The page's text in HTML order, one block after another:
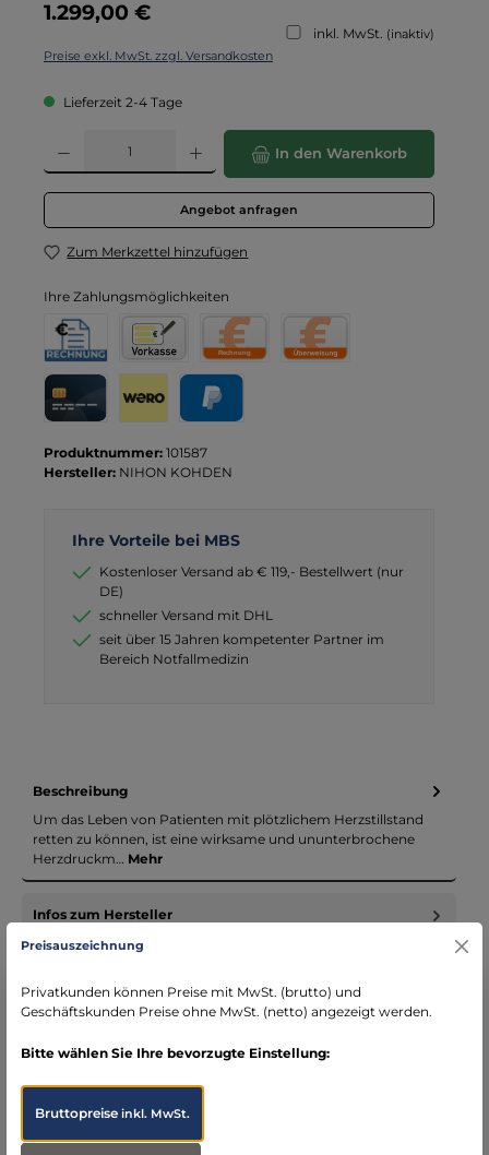
Regulärer Preis:
1.299,00 €
inkl. MwSt. (inaktiv)
Preise exkl. MwSt. zzgl. Versandkosten
Lieferzeit 2-4 Tage
Produkt Anzahl: Gib den gewünschten Wert ein oder benutze die
In den Warenkorb
Angebot anfragen
Zum Merkzettel hinzufügen
Ihre Zahlungsmöglichkeiten
Rechnung
Rechnung für Behörden
Vorkasse
Produktnummer: 101587
Hersteller: NIHON KOHDEN
Ihre Vorteile bei MBS
Kostenloser Versand ab € 119,- Bestellwert (nur
DE)
schneller Versand mit DHL
seit über 15 Jahren kompetenter Partner im
Bereich Notfallmedizin
Beschreibung
Um das Leben von Patienten mit plötzlichem Herzstillstand
retten zu können, ist eine wirksame und ununterbrochene
Herzdruckm… Mehr
Infos zum Hersteller
Folgende Infos zum Hersteller sind verfübar...
Bewertungen
Preisauszeichnung
Privatkunden können Preise mit MwSt. (brutto) und
Geschäftskunden Preise ohne MwSt. (netto) angezeigt werden.
Bitte wählen Sie Ihre bevorzugte Einstellung:
Bruttopreiseinkl. MwSt.